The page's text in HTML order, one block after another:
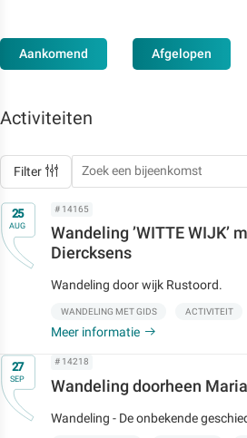
Aankomend Afgelopen
Activiteiten
Filter
Op25
AUG
# 14165
Wandeling ’WITTE WIJK’
Diercksens
Wandeling door wijk Rustoord.
WANDELING MET GIDS ACTIVITEIT
Meer informatie
Op27
SEP
# 14218
Wandeling doorheen
Wandeling - De onbekende